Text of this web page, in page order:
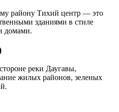
району Тихий центр — это
зданиями в стиле
домами.
реки Даугавы,
жилых районов, зеленых